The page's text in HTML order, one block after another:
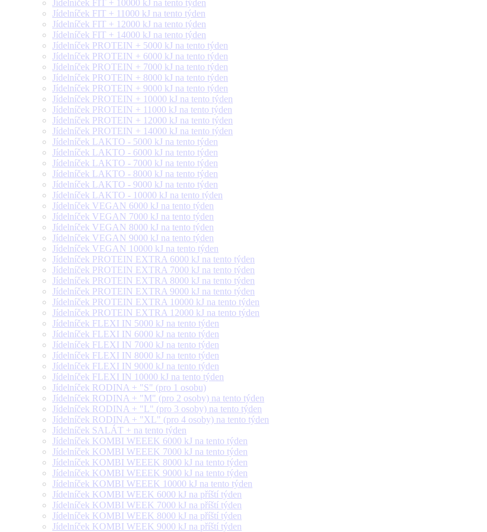
Jídelníček FIT + 10000 kJ na tento týden
Jídelníček FIT + 11000 kJ na tento týden
Jídelníček FIT + 12000 kJ na tento týden
Jídelníček FIT + 14000 kJ na tento týden
Jídelníček PROTEIN + 5000 kJ na tento týden
Jídelníček PROTEIN + 6000 kJ na tento týden
Jídelníček PROTEIN + 7000 kJ na tento týden
Jídelníček PROTEIN + 8000 kJ na tento týden
Jídelníček PROTEIN + 9000 kJ na tento týden
Jídelníček PROTEIN + 10000 kJ na tento týden
Jídelníček PROTEIN + 11000 kJ na tento týden
Jídelníček PROTEIN + 12000 kJ na tento týden
Jídelníček PROTEIN + 14000 kJ na tento týden
Jídelníček LAKTO - 5000 kJ na tento týden
Jídelníček LAKTO - 6000 kJ na tento týden
Jídelníček LAKTO - 7000 kJ na tento týden
Jídelníček LAKTO - 8000 kJ na tento týden
Jídelníček LAKTO - 9000 kJ na tento týden
Jídelníček LAKTO - 10000 kJ na tento týden
Jídelníček VEGAN 6000 kJ na tento týden
Jídelníček VEGAN 7000 kJ na tento týden
Jídelníček VEGAN 8000 kJ na tento týden
Jídelníček VEGAN 9000 kJ na tento týden
Jídelníček VEGAN 10000 kJ na tento týden
Jídelníček PROTEIN EXTRA 6000 kJ na tento týden
Jídelníček PROTEIN EXTRA 7000 kJ na tento týden
Jídelníček PROTEIN EXTRA 8000 kJ na tento týden
Jídelníček PROTEIN EXTRA 9000 kJ na tento týden
Jídelníček PROTEIN EXTRA 10000 kJ na tento týden
Jídelníček PROTEIN EXTRA 12000 kJ na tento týden
Jídelníček FLEXI IN 5000 kJ na tento týden
Jídelníček FLEXI IN 6000 kJ na tento týden
Jídelníček FLEXI IN 7000 kJ na tento týden
Jídelníček FLEXI IN 8000 kJ na tento týden
Jídelníček FLEXI IN 9000 kJ na tento týden
Jídelníček FLEXI IN 10000 kJ na tento týden
Jídelníček RODINA + "S" (pro 1 osobu)
Jídelníček RODINA + "M" (pro 2 osoby) na tento týden
Jídelníček RODINA + "L" (pro 3 osoby) na tento týden
Jídelníček RODINA + "XL" (pro 4 osoby) na tento týden
Jídelníček SALÁT + na tento týden
Jídelníček KOMBI WEEEK 6000 kJ na tento týden
Jídelníček KOMBI WEEEK 7000 kJ na tento týden
Jídelníček KOMBI WEEEK 8000 kJ na tento týden
Jídelníček KOMBI WEEEK 9000 kJ na tento týden
Jídelníček KOMBI WEEEK 10000 kJ na tento týden
Jídelníček KOMBI WEEK 6000 kJ na příští týden
Jídelníček KOMBI WEEK 7000 kJ na příští týden
Jídelníček KOMBI WEEK 8000 kJ na příští týden
Jídelníček KOMBI WEEK 9000 kJ na příští týden